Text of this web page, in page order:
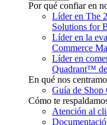
Por qué confiar en
Líder en The
Solutions for
Líder en la
Commerce
Líder en
Quadrant™
En qué nos
Guía de Shop
Cómo te
Atención al